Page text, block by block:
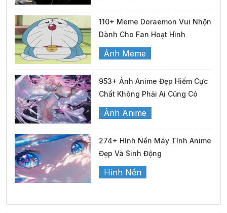
110+ Meme Doraemon Vui Nhộn
Dành Cho Fan Hoạt Hình
Ảnh Meme
953+ Ảnh Anime Đẹp Hiếm Cực
Chất Không Phải Ai Cũng Có
Ảnh Anime
274+ Hình Nền Máy Tính Anime
Đẹp Và Sinh Động
Hình Nền